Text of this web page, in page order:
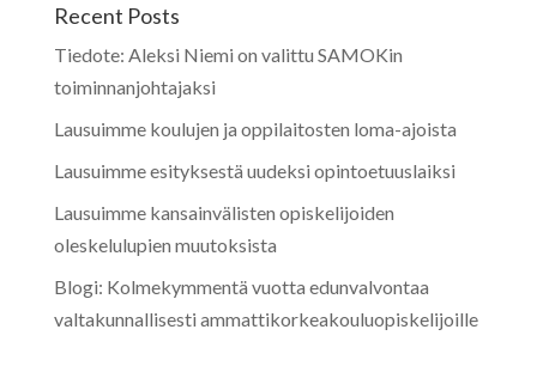
Recent Posts
Tiedote: Aleksi Niemi on valittu SAMOKin
toiminnanjohtajaksi
Lausuimme koulujen ja oppilaitosten loma-ajoista
Lausuimme esityksestä uudeksi opintoetuuslaiksi
Lausuimme kansainvälisten opiskelijoiden
oleskelulupien muutoksista
Blogi: Kolmekymmentä vuotta edunvalvontaa
valtakunnallisesti ammattikorkeakouluopiskelijoille